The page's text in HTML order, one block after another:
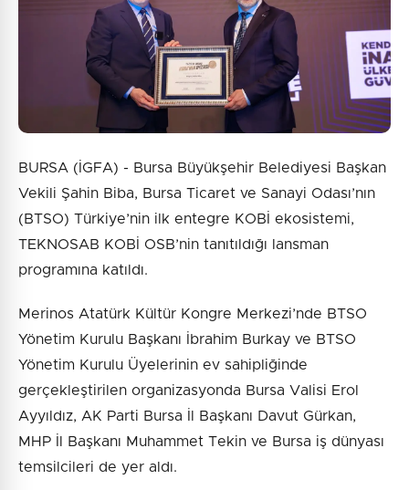
Gönder
BURSA (İGFA) - Bursa Büyükşehir Belediyesi Başkan
Vekili Şahin Biba, Bursa Ticaret ve Sanayi Odası’nın
(BTSO) Türkiye’nin ilk entegre KOBİ ekosistemi,
TEKNOSAB KOBİ OSB’nin tanıtıldığı lansman
programına katıldı.
Merinos Atatürk Kültür Kongre Merkezi’nde BTSO
Yönetim Kurulu Başkanı İbrahim Burkay ve BTSO
Yönetim Kurulu Üyelerinin ev sahipliğinde
gerçekleştirilen organizasyonda Bursa Valisi Erol
Ayyıldız, AK Parti Bursa İl Başkanı Davut Gürkan,
MHP İl Başkanı Muhammet Tekin ve Bursa iş dünyası
temsilcileri de yer aldı.